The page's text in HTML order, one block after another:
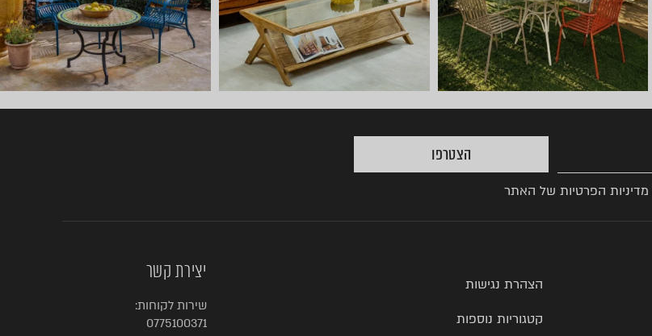
מדיניות הפרטיות של האתר
הצטרפו
הצהרת נגישות
קטגוריות נוספות
יצירת קשר
שירות לקוחות:
0775100371